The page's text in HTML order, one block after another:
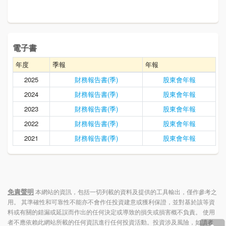
電子書
年度 季報
年報
2025
財務報告書(季)
股東會年報
2024
財務報告書(季)
股東會年報
2023
財務報告書(季)
股東會年報
2022
財務報告書(季)
股東會年報
2021
財務報告書(季) 股東會年報
免責聲明本網站的資訊，包括一切列載的資料及提供的工具輸出，僅作參考之
用。 其準確性和可靠性不能亦不會作任投資建意或獲利保證，並對基於該等資
料或有關的錯漏或延誤而作出的任何決定或導致的損失或損害概不負責。 使用
者不應依賴此網站所載的任何資訊進行任何投資活動。投資涉及風險，如讀者